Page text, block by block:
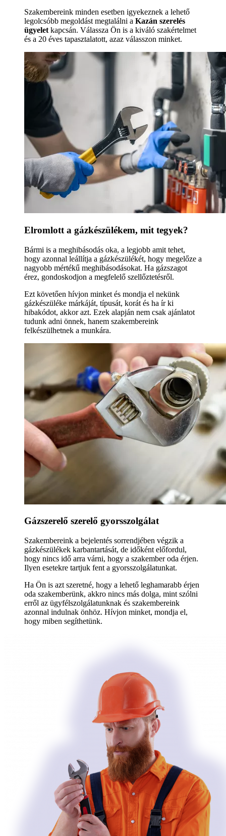
Szakembereink minden esetben igyekeznek a lehető
legolcsóbb megoldást megtalálni a Kazán szerelés
ügyelet kapcsán. Válassza Ön is a kiváló szakértelmet
és a 20 éves tapasztalatott, azaz válasszon minket.
Elromlott a gázkészülékem, mit tegyek?
Bármi is a meghibásodás oka, a legjobb amit tehet,
hogy azonnal leállítja a gázkészülékét, hogy megelőze a
nagyobb mértékű meghibásodásokat. Ha gázszagot
érez, gondoskodjon a megfelelő szellőztetésről.
Ezt követően hívjon minket és mondja el nekünk
gázkészüléke márkáját, típusát, korát és ha ír ki
hibakódot, akkor azt. Ezek alapján nem csak ajánlatot
tudunk adni önnek, hanem szakembereink
felkészülhetnek a munkára.
Gázszerelő szerelő gyorsszolgálat
Szakembereink a bejelentés sorrendjében végzik a
gázkészülékek karbantartását, de időként előfordul,
hogy nincs idő arra várni, hogy a szakember oda érjen.
Ilyen esetekre tartjuk fent a gyorsszolgálatunkat.
Ha Ön is azt szeretné, hogy a lehető leghamarabb érjen
oda szakemberünk, akkro nincs más dolga, mint szólni
erről az ügyfélszolgálatunknak és szakembereink
azonnal indulnak önhöz. Hívjon minket, mondja el,
hogy miben segíthetünk.